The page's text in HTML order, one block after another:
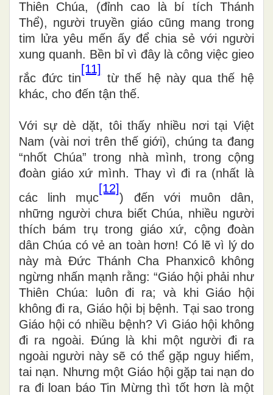
Thiên Chúa, (đỉnh cao là bí tích Thánh
Thể), người truyền giáo cũng mang trong
tim lửa yêu mến ấy để chia sẻ với người
xung quanh. Bền bỉ vì đây là công việc gieo
rắc đức tin
[11]
từ thế hệ này qua thế hệ
khác, cho đến tận thế.
Với sự dè dặt, tôi thấy nhiều nơi tại Việt
Nam (vài nơi trên thế giới), chúng ta đang
“nhốt Chúa” trong nhà mình, trong cộng
đoàn giáo xứ mình. Thay vì đi ra (nhất là
các linh mục
[12]
) đến với muôn dân,
những người chưa biết Chúa, nhiều người
thích bám trụ trong giáo xứ, cộng đoàn
dân Chúa có vẻ an toàn hơn! Có lẽ vì lý do
này mà Đức Thánh Cha Phanxicô không
ngừng nhấn mạnh rằng: “Giáo hội phải như
Thiên Chúa: luôn đi ra; và khi Giáo hội
không đi ra, Giáo hội bị bệnh. Tại sao trong
Giáo hội có nhiều bệnh? Vì Giáo hội không
đi ra ngoài. Đúng là khi một người đi ra
ngoài người này sẽ có thể gặp nguy hiểm,
tai nạn. Nhưng một Giáo hội gặp tai nạn do
ra đi loan báo Tin Mừng thì tốt hơn là một